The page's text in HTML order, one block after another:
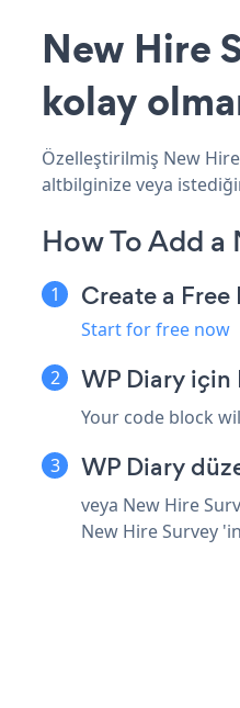
New Hire
kolay
Özelleştirilmiş New
altbilginize veya
How To Add a
Create a
Start for free now
WP Diary için
Your code block
WP Diary
veya New Hire
New Hire Survey